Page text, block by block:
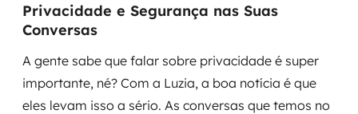
Privacidade e Segurança nas Suas
Conversas
A gente sabe que falar sobre privacidade é super
importante, né? Com a Luzia, a boa notícia é que
eles levam isso a sério. As conversas que temos no